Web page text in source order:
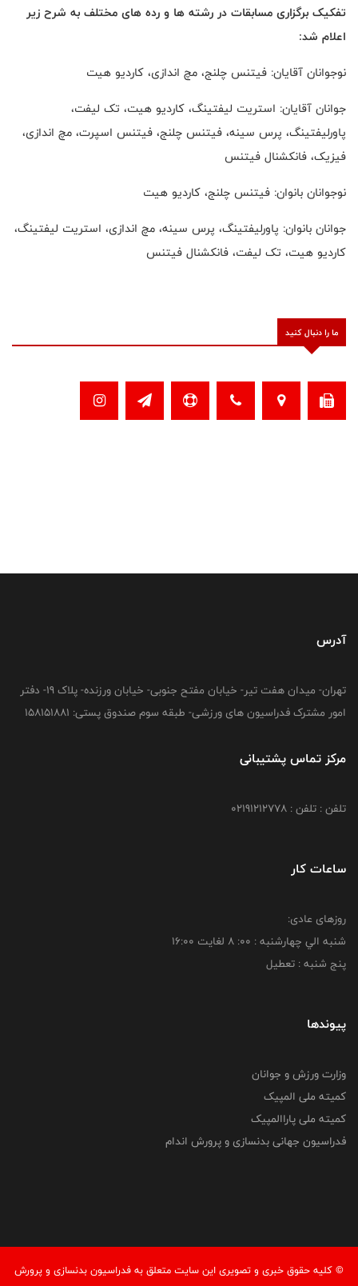
تفکیک برگزاری مسابقات در رشته ها و رده های مختلف به شرح زیر
اعلام شد:
نوجوانان آقایان: فیتنس چلنج، مچ اندازی، کاردیو هیت
جوانان آقایان: استریت لیفتینگ، کاردیو هیت، تک لیفت،
پاورلیفتینگ، پرس سینه، فیتنس چلنج، فیتنس اسپرت، مچ اندازی،
فیزیک، فانکشنال فیتنس
نوجوانان بانوان: فیتنس چلنج، کاردیو هیت
جوانان بانوان: پاورلیفتینگ، پرس سینه، مچ اندازی، استریت لیفتینگ،
کاردیو هیت، تک لیفت، فانکشنال فیتنس
ما را دنبال کنید
آدرس
تهران- میدان هفت تیر- خیابان مفتح جنوبی- خیابان ورزنده- پلاک 19- دفتر
امور مشترک فدراسیون های ورزشی- طبقه سوم صندوق پستی: 158151881
مرکز تماس پشتیبانی
تلفن : تلفن : 02191212778
ساعات کار
روزهای عادی:
شنبه الي چهارشنبه : 00: 8 لغايت 16:00
پنج شنبه : تعطیل
پیوندها
وزارت ورزش و جوانان
کمیته ملی المپیک
کمیته ملی پاراالمپیک
فدراسیون جهانی بدنسازی و پرورش اندام
© کليه حقوق خبری و تصويری اين سايت متعلق به فدراسيون بدنسازی و پرورش